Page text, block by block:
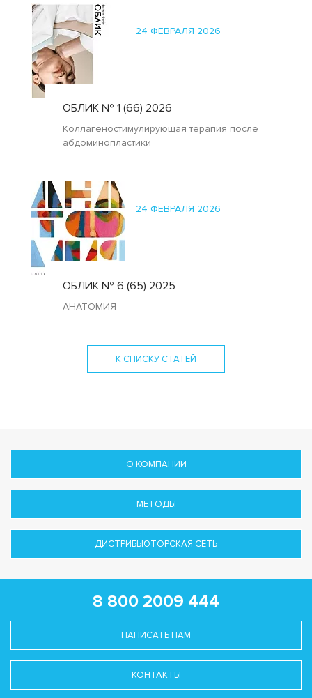
24 ФЕВРАЛЯ 2026
ОБЛИК № 1 (66) 2026
Коллагеностимулирующая терапия после
абдоминопластики
24 ФЕВРАЛЯ 2026
ОБЛИК № 6 (65) 2025
АНАТОМИЯ
К СПИСКУ СТАТЕЙ
О КОМПАНИИ
МЕТОДЫ
ДИСТРИБЬЮТОРСКАЯ СЕТЬ
8 800 2009 444
НАПИСАТЬ НАМ
КОНТАКТЫ